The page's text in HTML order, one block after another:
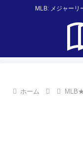
MLB: メジャーリ
ホーム